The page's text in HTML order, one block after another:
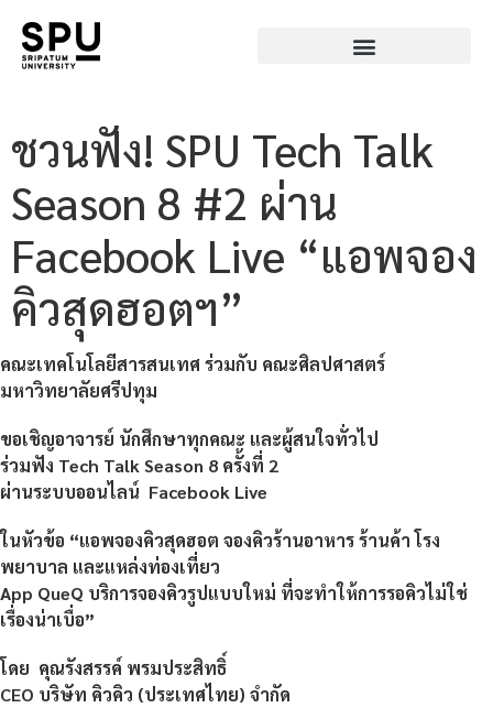
ชวนฟัง! SPU Tech Talk
Season 8 #2 ผ่าน
Facebook Live “แอพจอง
คิวสุดฮอตฯ”
คณะเทคโนโลยีสารสนเทศร่วมกับ คณะศิลปศาสตร์
มหาวิทยาลัยศรีปทุม
ขอเชิญอาจารย์ นักศึกษาทุกคณะ และผู้สนใจทั่วไป
ร่วมฟัง Tech Talk Season 8 ครั้งที่ 2
ผ่านระบบออนไลน์ Facebook Live
ในหัวข้อ “แอพจองคิวสุดฮอต จองคิวร้านอาหาร ร้านค้า โรง
พยาบาล และแหล่งท่องเที่ยว
App QueQ บริการจองคิวรูปแบบใหม่ ที่จะทำให้การรอคิวไม่ใช่
เรื่องน่าเบื่อ”
โดย คุณรังสรรค์ พรมประสิทธิ์
CEO บริษัท คิวคิว (ประเทศไทย) จำกัด